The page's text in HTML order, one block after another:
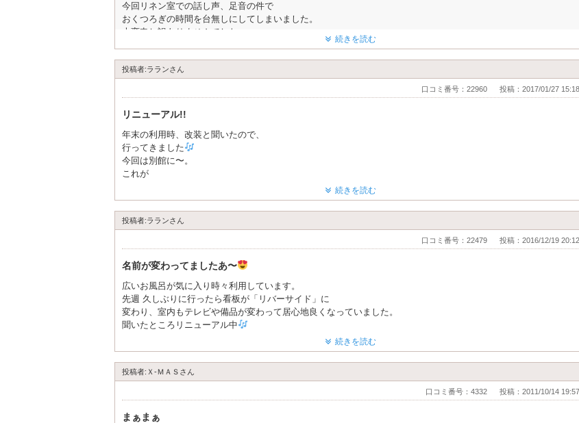
今回リネン室での話し声、足音の件で
おくつろぎの時間を台無しにしてしまいました。
大変申し訳ありませんでした。
スタッフ教育にも再度見直しを行い
お客様に気持ちよくご利用頂けるように致します。
この度のご投稿 誠にありがとうごさいました。
リバ－サイドⅠ・Ⅱ
店長
続きを読む
投稿者:ラランさん
口コミ番号：22960 投稿：2017/01/27 15:18
リニューアル!!
年末の利用時、改装と聞いたので、
行ってきました
今回は別館に〜。
これが
オイルヒーターでほんわか温かいのも、気に入りました
また、利用したいですう〜
続きを読む
投稿者:ラランさん
口コミ番号：22479 投稿：2016/12/19 20:12
名前が変わってましたあ〜
広いお風呂が気に入り時々利用しています。
先週 久しぶりに行ったら看板が「リバーサイド」に
変わり、室内もテレビや備品が変わって居心地良くなっていました。
聞いたところリニューアル中
また行ってみたいと思います
続きを読む
投稿者:Ｘ-ＭＡＳさん
口コミ番号：4332 投稿：2011/10/14 19:57
まぁまぁ